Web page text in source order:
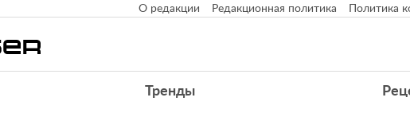
О редакции Редакционная политика Политика
Тренды